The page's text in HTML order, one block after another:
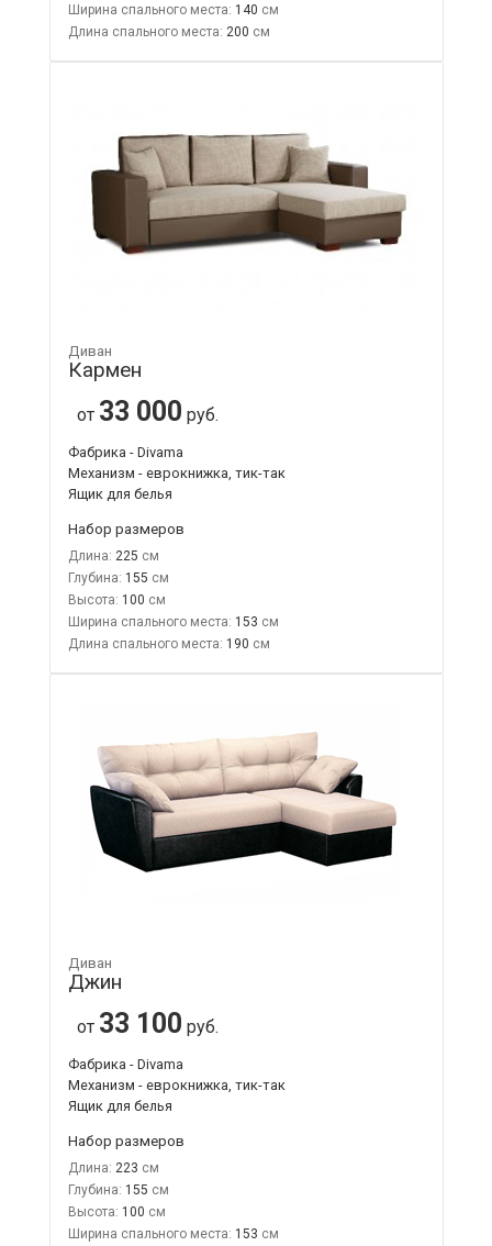
Ширина спального места: 140
Длина спального места: 200
Диван
Кармен
от 33 000 руб.
Фабрика - Divama
Механизм - еврокнижка, тик-так
Ящик для белья
Набор размеров
Длина: 225
Глубина: 155
Высота: 100
Ширина спального места: 153
Длина спального места: 190
Диван
Джин
от 33 100 руб.
Фабрика - Divama
Механизм - еврокнижка, тик-так
Ящик для белья
Набор размеров
Длина: 223
Глубина: 155
Высота: 100
Ширина спального места: 153